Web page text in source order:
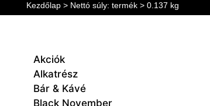
Kezdőlap> Nettó súly: termék > 0.137 kg
Akciók
Alkatrész
Bár & Kávé
Black November